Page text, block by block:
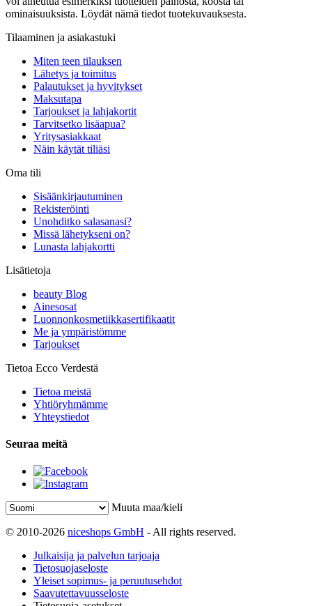
ominaisuuksista. Löydät nämä tiedot tuotekuvauksesta.
Tilaaminen ja asiakastuki
Miten teen tilauksen
Lähetys ja toimitus
Palautukset ja hyvitykset
Maksutapa
Tarjoukset ja lahjakortit
Tarvitsetko lisäapua?
Yritysasiakkaat
Näin käytät tiliäsi
Oma tili
Sisäänkirjautuminen
Rekisteröinti
Unohditko salasanasi?
Missä lähetykseni on?
Lunasta lahjakortti
Lisätietoja
beauty Blog
Ainesosat
Luonnonkosmetiikkasertifikaatit
Me ja ympäristömme
Tarjoukset
Tietoa Ecco Verdestä
Tietoa meistä
Yhtiöryhmämme
Yhteystiedot
Seuraa meitä
Muuta maa/kieli
© 2010-2026 niceshops GmbH - All rights reserved.
Julkaisija ja palvelun tarjoaja
Tietosuojaseloste
Yleiset sopimus- ja peruutusehdot
Saavutettavuusseloste